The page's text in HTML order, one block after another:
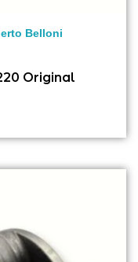
Belloni
Original